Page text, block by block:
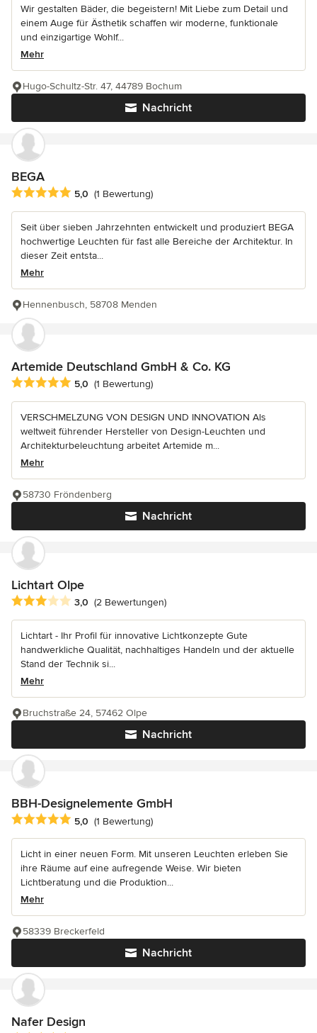
Wir gestalten Bäder, die begeistern! Mit Liebe zum Detail und
einem Auge für Ästhetik schaffen wir moderne, funktionale
und einzigartige Wohlf...
Mehr
Nachricht
Hugo-Schultz-Str. 47, 44789 Bochum
BEGA
Durchschnittliche Bewertung: 5 von 5 Sternen
5,0 (1 Bewertung)
Seit über sieben Jahrzehnten entwickelt und produziert BEGA
hochwertige Leuchten für fast alle Bereiche der Architektur. In
dieser Zeit entsta...
Mehr
Hennenbusch, 58708 Menden
Artemide Deutschland GmbH & Co. KG
Durchschnittliche Bewertung: 5 von 5 Sternen
5,0 (1 Bewertung)
VERSCHMELZUNG VON DESIGN UND INNOVATION Als
weltweit führender Hersteller von Design-Leuchten und
Architekturbeleuchtung arbeitet Artemide m...
Mehr
Nachricht
58730 Fröndenberg
Lichtart Olpe
Durchschnittliche Bewertung: 3 von 5 Sternen
3,0 (2 Bewertungen)
Lichtart - Ihr Profil für innovative Lichtkonzepte Gute
handwerkliche Qualität, nachhaltiges Handeln und der aktuelle
Stand der Technik si...
Mehr
Nachricht
Bruchstraße 24, 57462 Olpe
BBH-Designelemente GmbH
Durchschnittliche Bewertung: 5 von 5 Sternen
5,0 (1 Bewertung)
Licht in einer neuen Form. Mit unseren Leuchten erleben Sie
ihre Räume auf eine aufregende Weise. Wir bieten
Lichtberatung und die Produktion...
Mehr
Nachricht
58339 Breckerfeld
Nafer Design